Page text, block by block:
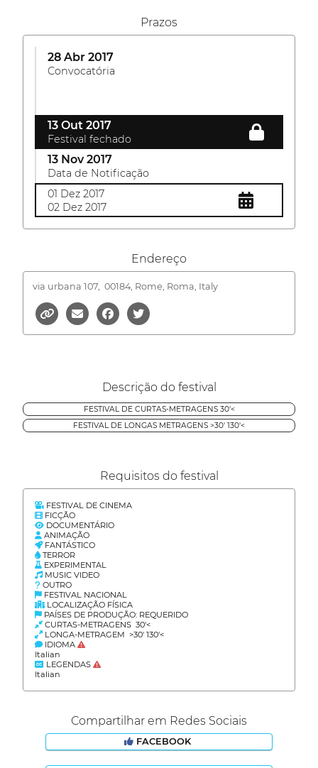
Prazos
28 Abr 2017
Convocatória
13 Out 2017
Festival fechado
13 Nov 2017
Data de Notificação
01 Dez 2017
02 Dez 2017
Endereço
via urbana 107, 00184, Rome, Roma, Italy
Descrição do festival
FESTIVAL DE CURTAS-METRAGENS 30'<
FESTIVAL DE LONGAS METRAGENS >30' 130'<
Requisitos do festival
FESTIVAL DE CINEMA
FICÇÃO
DOCUMENTÁRIO
ANIMAÇÃO
FANTÁSTICO
TERROR
EXPERIMENTAL
MUSIC VIDEO
OUTRO
FESTIVAL NACIONAL
LOCALIZAÇÃO FÍSICA
PAÍSES DE PRODUÇÃO: REQUERIDO
CURTAS-METRAGENS 30'<
LONGA-METRAGEM >30' 130'<
IDIOMA
Italian
LEGENDAS
Italian
Compartilhar em Redes Sociais
FACEBOOK